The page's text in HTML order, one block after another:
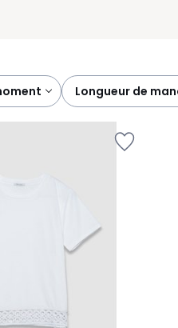
longueur de